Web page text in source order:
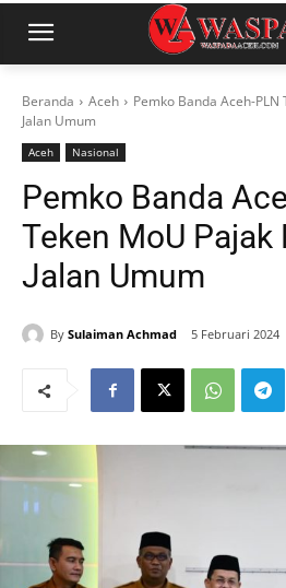
Beranda Aceh
Pemko Banda Aceh-
Jalan Umum
Aceh Nasional
Pemko Banda
Teken MoU Pajak
Jalan Umum
By Sulaiman Achmad 5 Februari 2024